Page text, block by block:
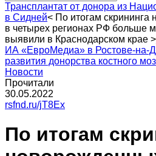
Трансплантат от донора из
в Сидней< По итогам
в четырех регионах РФ больше
выявили в Краснодарском крае >
ИА «ЕвроМедиа» в Ростове-на-
развития донорства костного
Новости
Прочитали
30.05.2022
rsfnd.ru/jT8Ex
По итогам